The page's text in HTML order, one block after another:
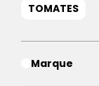
TOMATES
Marque